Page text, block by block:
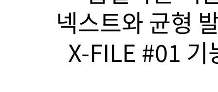
넥스트와 균형
X-FILE #01 기